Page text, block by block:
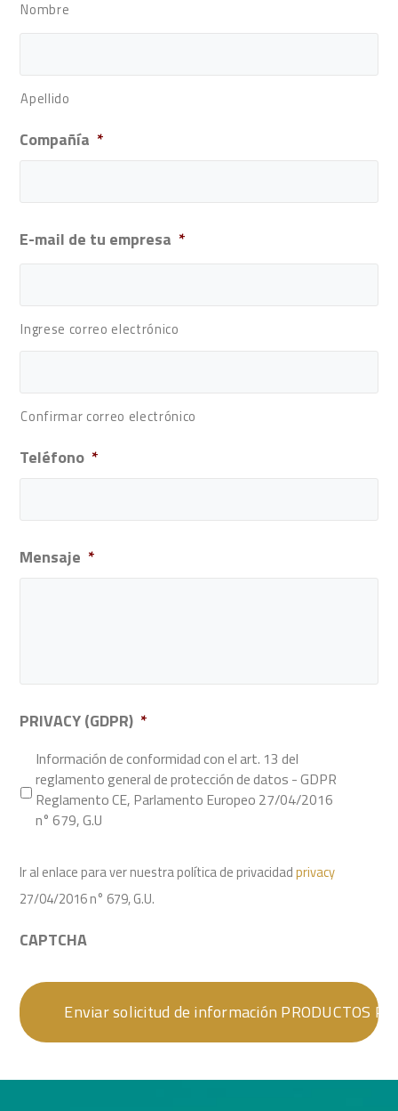
Nombre
Apellido
Compañía *
E-mail de tu empresa *
Ingrese correo electrónico
Confirmar correo electrónico
Teléfono *
Mensaje *
PRIVACY (GDPR) *
Información de conformidad con el art. 13 del
reglamento general de protección de datos - GDPR
Reglamento CE, Parlamento Europeo 27/04/2016
n° 679, G.U
Ir al enlace para ver nuestra política de privacidadprivacy
27/04/2016 n° 679, G.U.
CAPTCHA